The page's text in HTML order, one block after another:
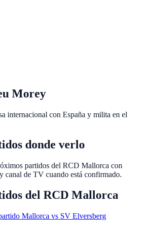
Morey
internacional con España y milita en el
donde verlo
partidos del RCD Mallorca con
canal de TV cuando está confirmado.
del RCD Mallorca
Mallorca vs SV Elversberg